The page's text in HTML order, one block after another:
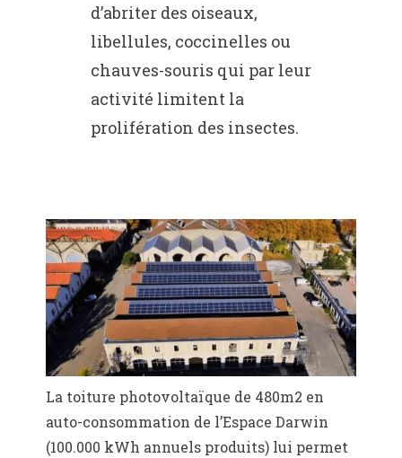
d’abriter des oiseaux,
libellules, coccinelles ou
chauves-souris qui par leur
activité limitent la
prolifération des insectes.
La toiture photovoltaïque de 480m2 en
auto-consommation de l’Espace Darwin
(100.000 kWh annuels produits) lui permet